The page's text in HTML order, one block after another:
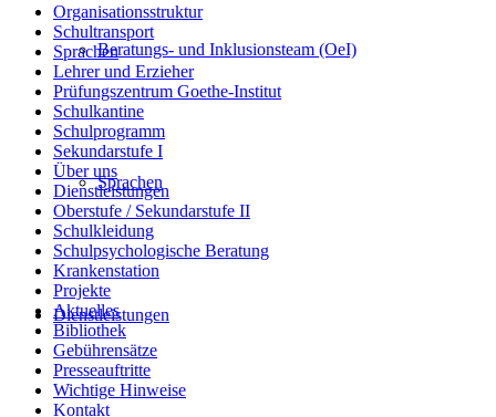
Beratungs- und Inklusionsteam (OeI)
Sprachen
Dienstleistungen
Organisationsstruktur
Schultransport
Sprachen
Lehrer und Erzieher
Prüfungszentrum Goethe-Institut
Schulkantine
Schulprogramm
Sekundarstufe I
Über uns
Dienstleistungen
Oberstufe / Sekundarstufe II
Schulkleidung
Schulpsychologische Beratung
Krankenstation
Projekte
Aktuelles
Bibliothek
Gebührensätze
Presseauftritte
Wichtige Hinweise
Kontakt